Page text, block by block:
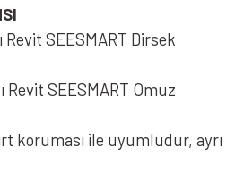
SEESMART Dirsek
Revit SEESMART Omuz
koruması ile uyumludur, ayrı